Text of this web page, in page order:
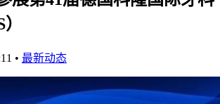
• 最新动态